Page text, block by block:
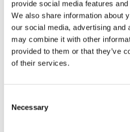
provide social media features
We also share information about
our social media, advertising and
may combine it with other
provided to them or that they’ve
of their services.
Selection
Necessary
Kjøp produkt uten print
Ekstra informasjon
Send forespørsel om
Dekorasjonsalternativer